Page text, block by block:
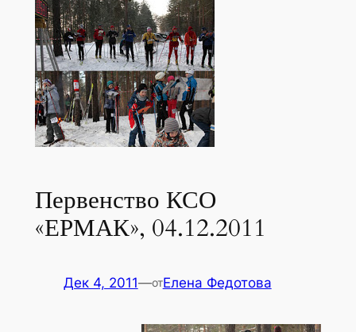
Первенство КСО
«ЕРМАК», 04.12.2011
Дек 4, 2011—отЕлена Федотова